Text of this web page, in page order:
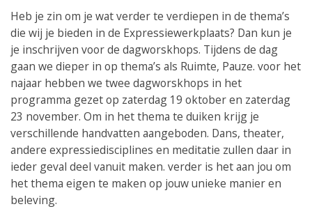
Heb je zin om je wat verder te verdiepen in de thema’s
die wij je bieden in de Expressiewerkplaats? Dan kun je
je inschrijven voor de dagworskhops. Tijdens de dag
gaan we dieper in op thema’s als Ruimte, Pauze. voor het
najaar hebben we twee dagworskhops in het
programma gezet op zaterdag 19 oktober en zaterdag
23 november. Om in het thema te duiken krijg je
verschillende handvatten aangeboden. Dans, theater,
andere expressiedisciplines en meditatie zullen daar in
ieder geval deel vanuit maken. verder is het aan jou om
het thema eigen te maken op jouw unieke manier en
beleving.